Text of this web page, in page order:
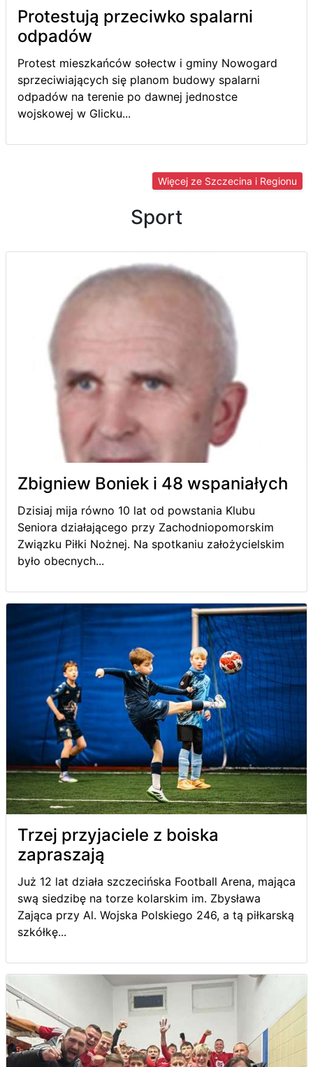
Protestują przeciwko spalarni
odpadów
Protest mieszkańców sołectw i gminy Nowogard
sprzeciwiających się planom budowy spalarni
odpadów na terenie po dawnej jednostce
wojskowej w Glicku...
Więcej ze Szczecina i Regionu
Sport
Zbigniew Boniek i 48 wspaniałych
Dzisiaj mija równo 10 lat od powstania Klubu
Seniora działającego przy Zachodniopomorskim
Związku Piłki Nożnej. Na spotkaniu założycielskim
było obecnych...
Trzej przyjaciele z boiska
zapraszają
Już 12 lat działa szczecińska Football Arena, mająca
swą siedzibę na torze kolarskim im. Zbysława
Zająca przy Al. Wojska Polskiego 246, a tą piłkarską
szkółkę...